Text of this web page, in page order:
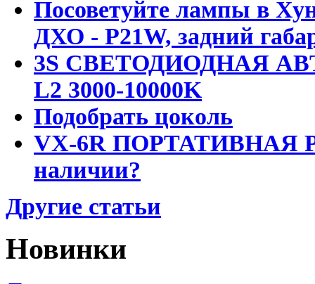
Посоветуйте лампы в
ДХО - P21W, задний
3S СВЕТОДИОДНАЯ
L2 3000-10000K
Подобрать цоколь
VX-6R ПОРТАТИВНАЯ
наличии?
Другие статьи
Новинки